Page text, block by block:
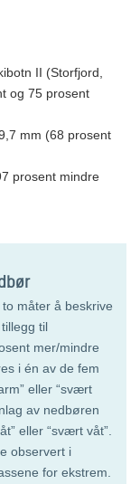
II (Storfjord,
og 75 prosent
mm (68 prosent
prosent mindre
måter å beskrive
til
mer/mindre
i én av de fem
eller “svært
av nedbøren
eller “svært våt”.
observert i
for ekstrem.